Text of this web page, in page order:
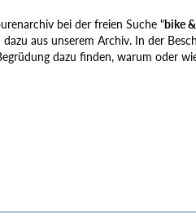
bei der freien Suche "bike
aus unserem Archiv. In der
dazu finden, warum oder